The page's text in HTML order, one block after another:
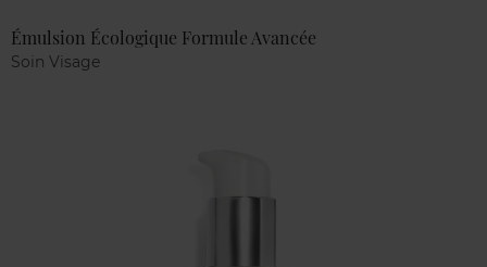
Émulsion Écologique Formule Avancée
Soin Visage